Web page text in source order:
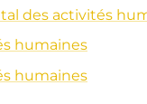
des activités
humaines
humaines